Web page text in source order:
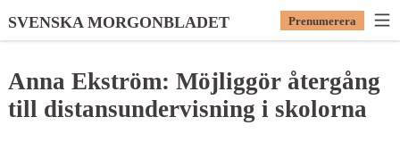
SVENSKA MORGONBLADET Prenumerera
Anna Ekström: Möjliggör återgång
till distansundervisning i skolorna